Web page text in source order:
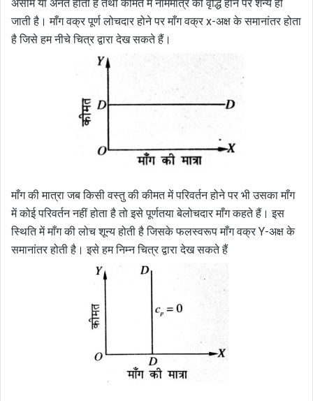
असीम या अनंत होती है तथा कीमत में नाममात्र की वृद्धि होने पर शन्य हो
जाती है। माँग वक्र पूर्ण लोचदार होने पर माँग वक्र x-अक्ष के समानांतर होता
है जिसे हम नीचे चित्र द्वारा देख सकते हैं।
माँग की मात्रा जब किसी वस्तु की कीमत में परिवर्तन होने पर भी उसका माँग
में कोई परिवर्तन नहीं होता है तो इसे पूर्णतया बेलोचदार माँग कहते हैं। इस
स्थिति में माँग की लोच शून्य होती है जिसके फलस्वरूप माँग वक्र Y-अक्ष के
समानांतर होती है। इसे हम निम्न चित्र द्वारा देख सकते हैं